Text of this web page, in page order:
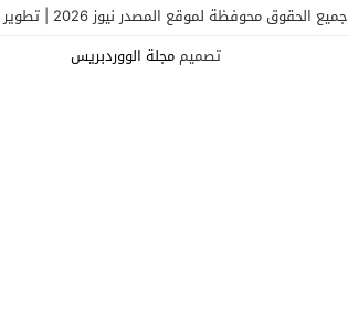
جميع الحقوق محوفظة لموقع المصدر نيوز 2026 | تطوير
تصميممجلة الووردبريس